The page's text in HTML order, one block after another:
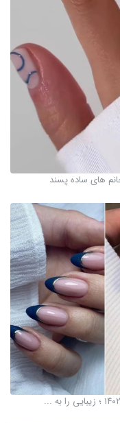
های ساده پسند